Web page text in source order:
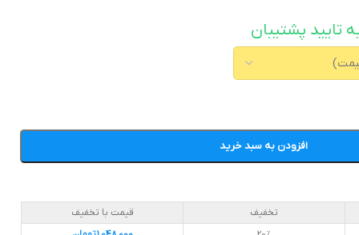
تایید پشتیبان
افزودن به سبد خرید
تخفیف
قیمت با تخفیف